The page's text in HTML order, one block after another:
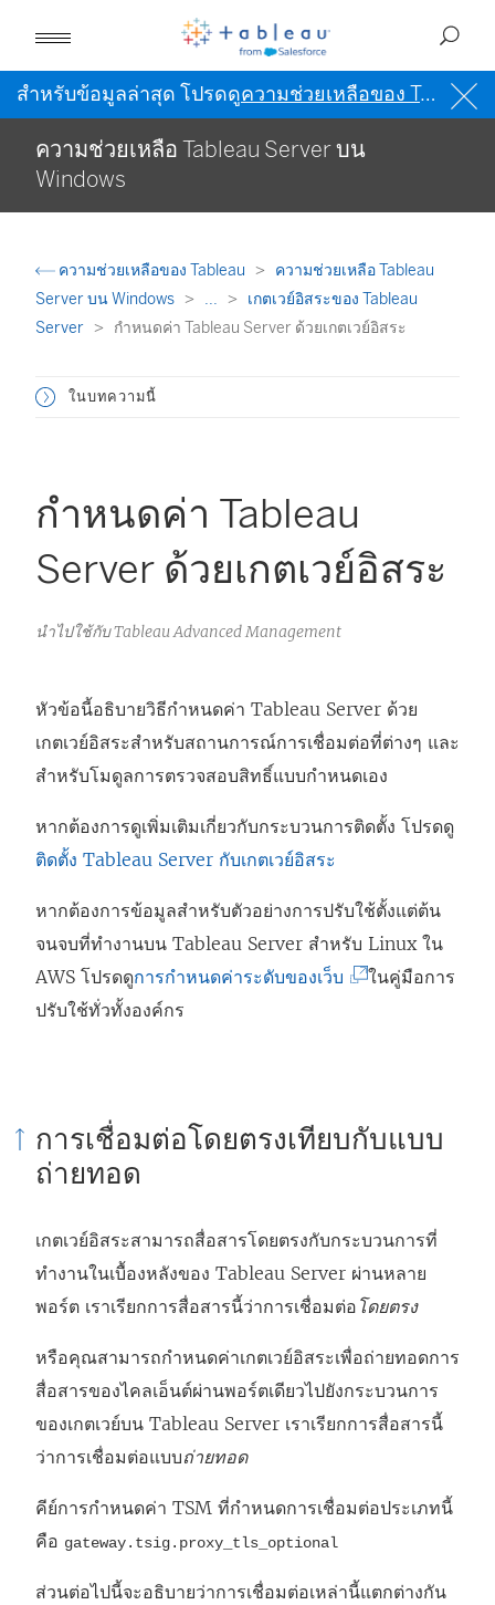
สำหรับข้อมูลล่าสุด โปรดดูความช่วยเหลือของ Tableau เป็นภาษาอังกฤษ (สหรัฐอเมริกา)
ความช่วยเหลือ Tableau Server บน
Windows
ความช่วยเหลือของ Tableau
ความช่วยเหลือ Tableau
Server บน Windows
...
เกตเวย์อิสระของ Tableau
Server
กำหนดค่า Tableau Server ด้วยเกตเวย์อิสระ
ในบทความนี้
กำหนดค่า Tableau
Server ด้วยเกตเวย์อิสระ
นำไปใช้กับ Tableau Advanced Management
หัวข้อนี้อธิบายวิธีกำหนดค่า Tableau Server ด้วย
เกตเวย์อิสระสำหรับสถานการณ์การเชื่อมต่อที่ต่างๆ และ
สำหรับโมดูลการตรวจสอบสิทธิ์แบบกำหนดเอง
หากต้องการดูเพิ่มเติมเกี่ยวกับกระบวนการติดตั้ง โปรดดู
ติดตั้ง Tableau Server กับเกตเวย์อิสระ
หากต้องการข้อมูลสำหรับตัวอย่างการปรับใช้ตั้งแต่ต้น
จนจบที่ทำงานบน Tableau Server สำหรับ Linux ใน
AWS โปรดดูการกำหนดค่าระดับของเว็บ
ะ
ด
ใ
น
ห
ง
ในคู่มือการ
ปรับใช้ทั่วทั้งองค์กร
การเชื่อมต่อโดยตรงเทียบกับแบบ
ถ่ายทอด
เกตเวย์อิสระสามารถสื่อสารโดยตรงกับกระบวนการที่
ทำงานในเบื้องหลังของ Tableau Server ผ่านหลาย
พอร์ต เราเรียกการสื่อสารนี้ว่าการเชื่อมต่อ โดยตรง
หรือคุณสามารถกำหนดค่าเกตเวย์อิสระเพื่อถ่ายทอดการ
สื่อสารของไคลเอ็นต์ผ่านพอร์ตเดียวไปยังกระบวนการ
ของเกตเวย์บน Tableau Server เราเรียกการสื่อสารนี้
ว่าการเชื่อมต่อแบบถ่ายทอด
คีย์การกำหนดค่า TSM ที่กำหนดการเชื่อมต่อประเภทนี้
คือ gateway.tsig.proxy_tls_optional
ส่วนต่อไปนี้จะอธิบายว่าการเชื่อมต่อเหล่านี้แตกต่างกัน